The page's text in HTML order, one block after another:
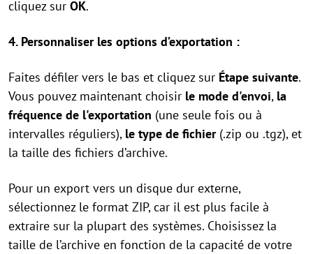
cliquez sur OK.
4. Personnaliser les options d’exportation :
Faites défiler vers le bas et cliquez sur Étape suivante.
Vous pouvez maintenant choisir le mode d'envoi, la
fréquence de l'exportation (une seule fois ou à
intervalles réguliers), le type de fichier(.zip ou .tgz), et
la taille des fichiers d’archive.
Pour un export vers un disque dur externe,
sélectionnez le format ZIP, car il est plus facile à
extraire sur la plupart des systèmes. Choisissez la
taille de l’archive en fonction de la capacité de votre